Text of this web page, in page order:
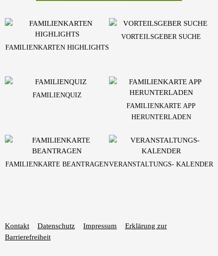
Kontakt Datenschutz Impressum
Erklärung zur
Barrierefreiheit
FAMILIENKARTEN HIGHLIGHTS
VORTEILSGEBER SUCHE
FAMILIENQUIZ
FAMILIENKARTE APP
HERUNTERLADEN
FAMILIENKARTE BEANTRAGENVERANSTALTUNGS- KALENDER